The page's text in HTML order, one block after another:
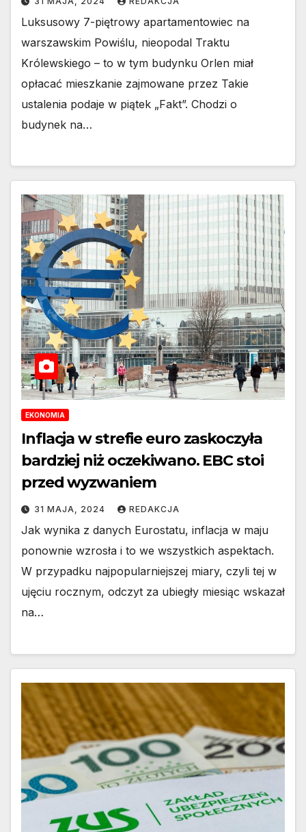
Luksusowy 7-piętrowy apartamentowiec na
warszawskim Powiślu, nieopodal Traktu
Królewskiego – to w tym budynku Orlen miał
opłacać mieszkanie zajmowane przez Takie
ustalenia podaje w piątek „Fakt”. Chodzi o
budynek na…
EKONOMIA
Inflacja w strefie euro zaskoczyła
bardziej niż oczekiwano. EBC stoi
przed wyzwaniem
31 MAJA, 2024 REDAKCJA
Jak wynika z danych Eurostatu, inflacja w maju
ponownie wzrosła i to we wszystkich aspektach.
W przypadku najpopularniejszej miary, czyli tej w
ujęciu rocznym, odczyt za ubiegły miesiąc wskazał
na…